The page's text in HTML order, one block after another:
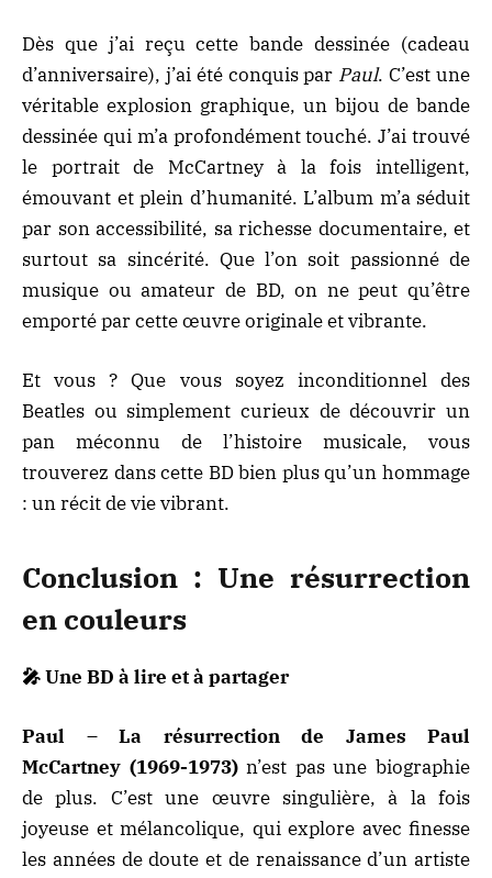
Dès que j’ai reçu cette bande dessinée (cadeau
d’anniversaire), j’ai été conquis par Paul. C’est une
véritable explosion graphique, un bijou de bande
dessinée qui m’a profondément touché. J’ai trouvé
le portrait de McCartney à la fois intelligent,
émouvant et plein d’humanité. L’album m’a séduit
par son accessibilité, sa richesse documentaire, et
surtout sa sincérité. Que l’on soit passionné de
musique ou amateur de BD, on ne peut qu’être
emporté par cette œuvre originale et vibrante.
Et vous ? Que vous soyez inconditionnel des
Beatles ou simplement curieux de découvrir un
pan méconnu de l’histoire musicale, vous
trouverez dans cette BD bien plus qu’un hommage
: un récit de vie vibrant.
Conclusion : Une résurrection
en couleurs
🎤 Une BD à lire et à partager
Paul – La résurrection de James Paul
McCartney (1969-1973)n’est pas une biographie
de plus. C’est une œuvre singulière, à la fois
joyeuse et mélancolique, qui explore avec finesse
les années de doute et de renaissance d’un artiste